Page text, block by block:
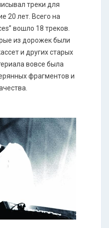
треки для
20 лет. Всего на
вошло 18 треков.
из дорожек были
и других старых
вовсе была
фрагментов и